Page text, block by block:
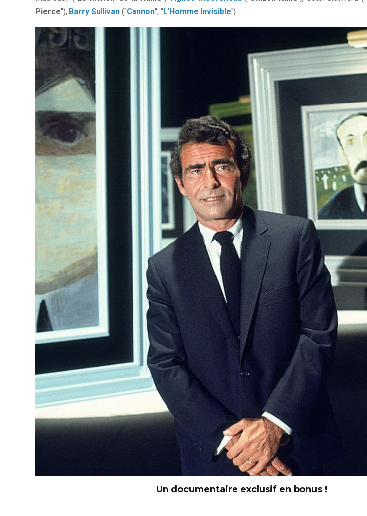
Pierce"), Barry Sullivan ("Cannon", " L'Homme Invisible").
Un documentaire exclusif en bonus !